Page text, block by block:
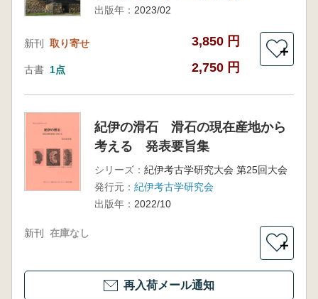
出版年： 2023/02
新刊 取り寄せ 3,850 円
古書 1点 2,750 円
＋
紀伊の滑石 滑石の現在産地から
考える 発表要旨集
シリーズ： 紀伊考古学研究大会 第25回大会
発行元： 紀伊考古学研究会
出版年： 2022/10
新刊 在庫なし
＋
再入荷メール通知